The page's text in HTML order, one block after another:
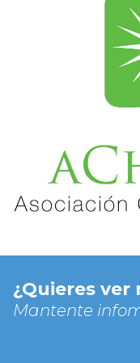
¿Quieres ver
Mantente